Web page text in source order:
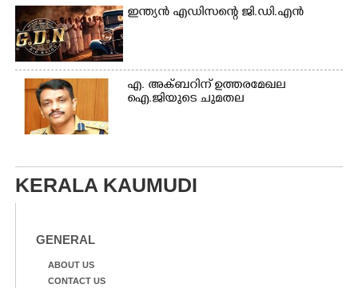
ഇന്ത്യൻ എഡിസന്റെ ജി.ഡി.എൻ
എ. അക്ബറിന് ഉത്തരമേഖല
ഐ.ജിയുടെ ചുമതല
KERALA KAUMUDI
GENERAL
ABOUT US
CONTACT US